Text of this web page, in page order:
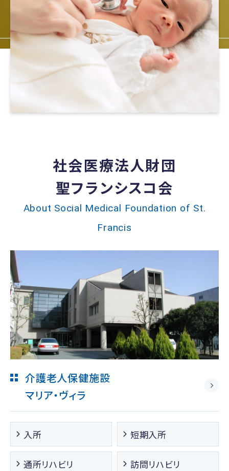
社会医療法人財団
聖フランシスコ会
About Social Medical Foundation of St.
Francis
介護老人保健施設
マリア・ヴィラ
入所 短期入所
通所リハビリ 訪問リハビリ